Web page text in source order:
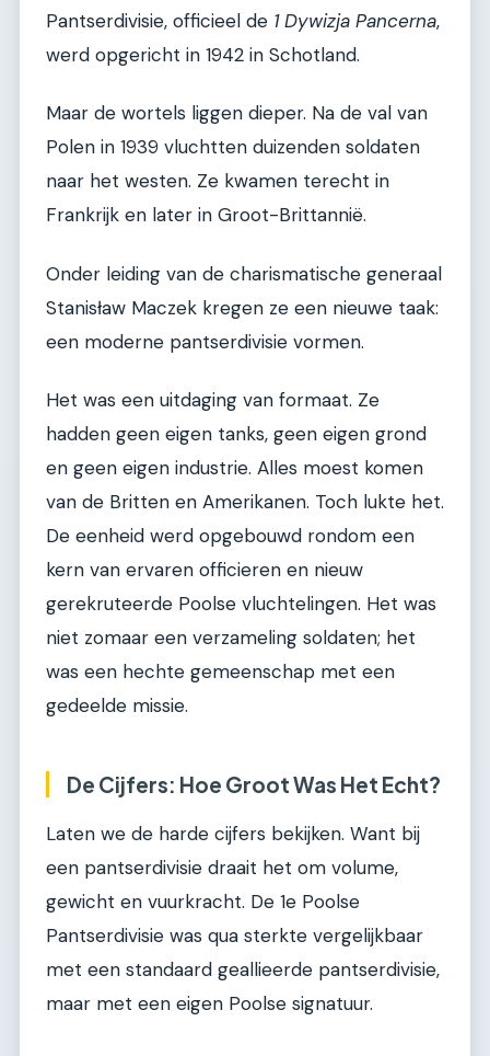
Pantserdivisie, officieel de 1 Dywizja Pancerna,
werd opgericht in 1942 in Schotland.
Maar de wortels liggen dieper. Na de val van
Polen in 1939 vluchtten duizenden soldaten
naar het westen. Ze kwamen terecht in
Frankrijk en later in Groot-Brittannië.
Onder leiding van de charismatische generaal
Stanisław Maczek kregen ze een nieuwe taak:
een moderne pantserdivisie vormen.
Het was een uitdaging van formaat. Ze
hadden geen eigen tanks, geen eigen grond
en geen eigen industrie. Alles moest komen
van de Britten en Amerikanen. Toch lukte het.
De eenheid werd opgebouwd rondom een
kern van ervaren officieren en nieuw
gerekruteerde Poolse vluchtelingen. Het was
niet zomaar een verzameling soldaten; het
was een hechte gemeenschap met een
gedeelde missie.
De Cijfers: Hoe Groot Was Het Echt?
Laten we de harde cijfers bekijken. Want bij
een pantserdivisie draait het om volume,
gewicht en vuurkracht. De 1e Poolse
Pantserdivisie was qua sterkte vergelijkbaar
met een standaard geallieerde pantserdivisie,
maar met een eigen Poolse signatuur.